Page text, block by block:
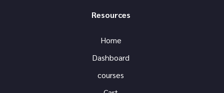
Resources
Home
Dashboard
courses